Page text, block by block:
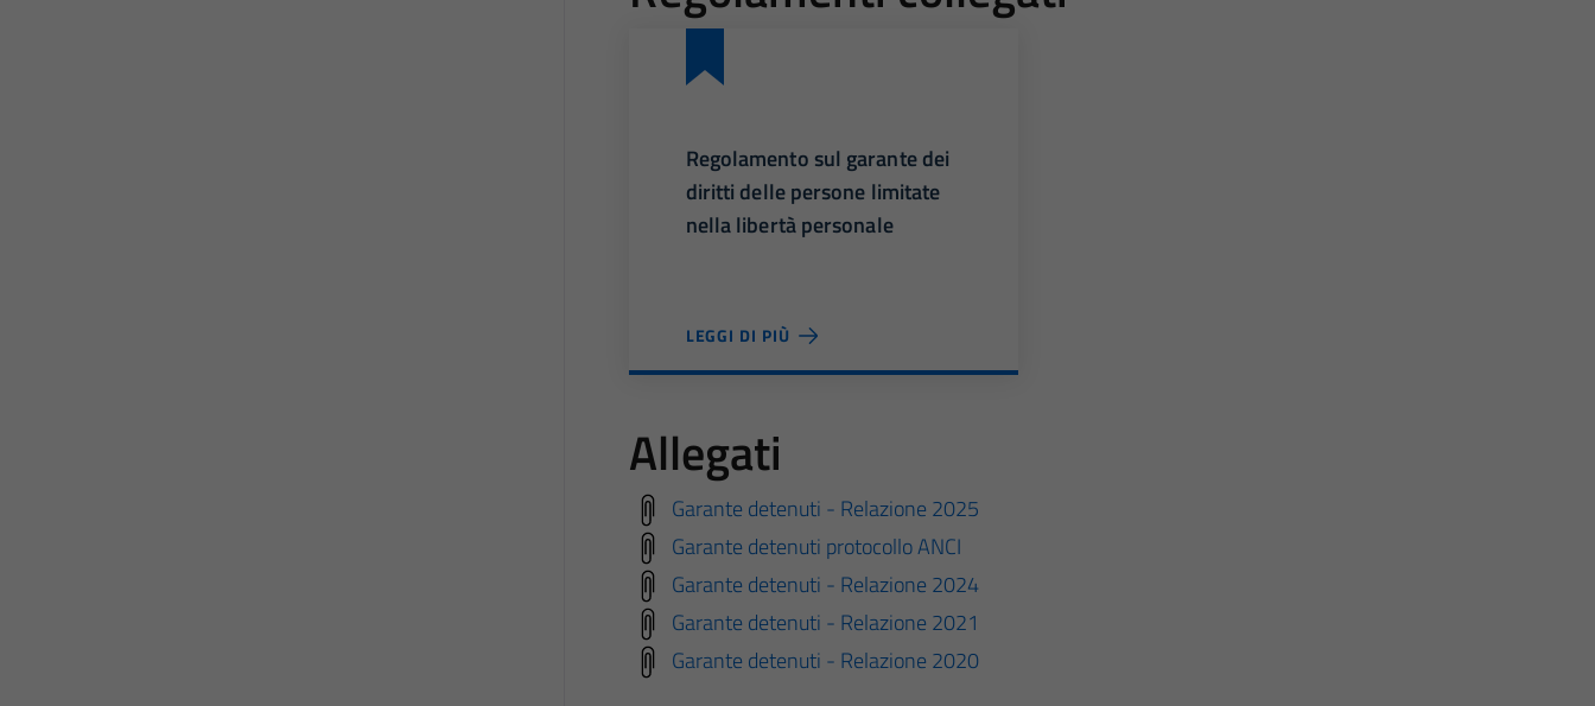
Regolamento sul garante dei
diritti delle persone limitate
nella libertà personale
LEGGI DI PIÙ
Allegati
Garante detenuti - Relazione 2025
Garante detenuti protocollo ANCI
Garante detenuti - Relazione 2024
Garante detenuti - Relazione 2021
Garante detenuti - Relazione 2020